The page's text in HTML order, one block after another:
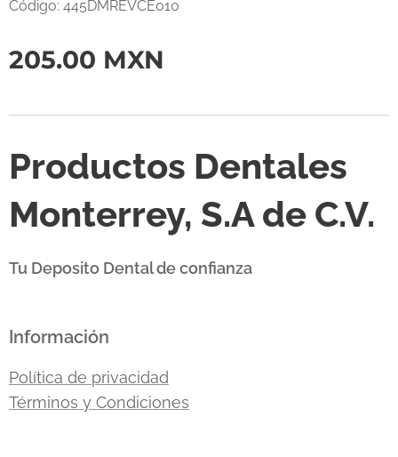
Código: 445DMREVCE010
205.00 MXN
Productos Dentales
Monterrey, S.A de C.V.
Tu Deposito Dental de confianza
Información
Política de privacidad
Términos y Condiciones